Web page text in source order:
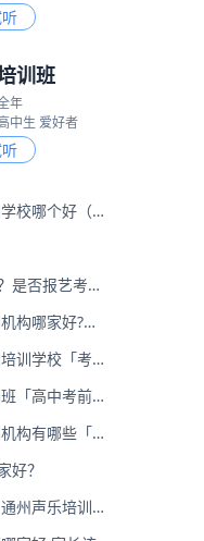
训班
年
中生 爱好者
校哪个好（怎
是否报艺考培
构哪家好?家
训学校「考前
「高中考前集
构有哪些「考
好？
州声乐培训班